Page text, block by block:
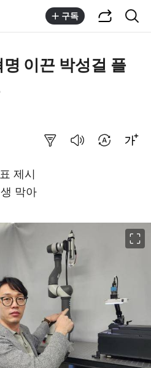
구독
이끈 박성걸 플
제시
막아